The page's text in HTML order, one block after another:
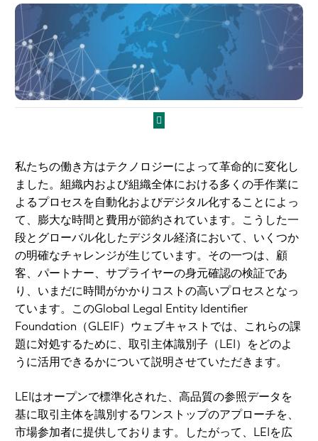
私たちの働き方はテクノロジーによって革命的に変化し
ました。組織内および組織全体における多くの手作業に
よるプロセスを自動化およびデジタル化することによっ
て、膨大な時間と費用が節約されています。こうした一
段とグローバル化したデジタル経済において、いくつか
の明確なチャレンジが生じています。その一つは、顧
客、パートナー、サプライヤーの身元確認の検証であ
り、いまだに時間がかかりコストの高いプロセスとなっ
ています。このGlobal Legal Entity Identifier
Foundation（GLEIF）ウェブキャストでは、これらの課
題に対処するために、取引主体識別子（LEI）をどのよ
うに活用できるかについて説明させていただきます。
LEIはオープンで標準化された、高品質の参照データを
基に取引主体を識別するワンストップのアプローチを、
市場参加者に提供しております。したがって、LEIを広